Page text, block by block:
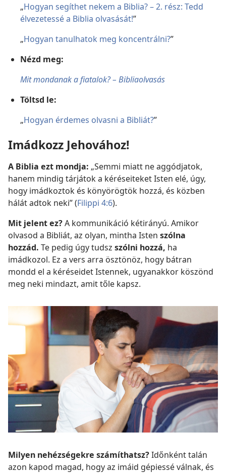
„Hogyan segíthet nekem a Biblia? – 2. rész: Tedd
élvezetessé a Biblia olvasását!”
„Hogyan tanulhatok meg koncentrálni?”
Nézd meg:
Mit mondanak a fiatalok? – Bibliaolvasás
Töltsd le:
„Hogyan érdemes olvasni a Bibliát?”
Imádkozz Jehovához!
A Biblia ezt mondja: „Semmi miatt ne aggódjatok,
hanem mindig tárjátok a kéréseiteket Isten elé, úgy,
hogy imádkoztok és könyörögtök hozzá, és közben
hálát adtok neki” (Filippi 4:6).
Mit jelent ez?A kommunikáció kétirányú. Amikor
olvasod a Bibliát, az olyan, mintha Isten szólna
hozzád. Te pedig úgy tudsz szólni hozzá, ha
imádkozol. Ez a vers arra ösztönöz, hogy bátran
mondd el a kéréseidet Istennek, ugyanakkor köszönd
meg neki mindazt, amit tőle kapsz.
Milyen nehézségekre számíthatsz?Időnként talán
azon kapod magad, hogy az imáid gépiessé válnak, és